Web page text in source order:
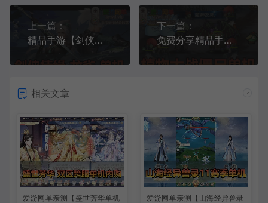
上一篇：
精品手游【剑侠情缘】龙雀端内置GM外置GM虚拟机一键端视频安装教程
下一篇：
免费分享精品手游【植物大战J尸】虚拟机一键端GM后台视频教程
相关文章
爱游网单亲测【盛世芳华单机
爱游网单亲测【山海经异兽录